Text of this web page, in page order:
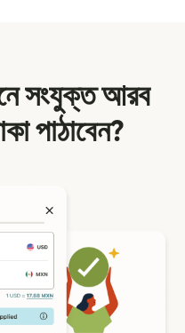
সংযুক্ত আরব
পাঠাবেন?